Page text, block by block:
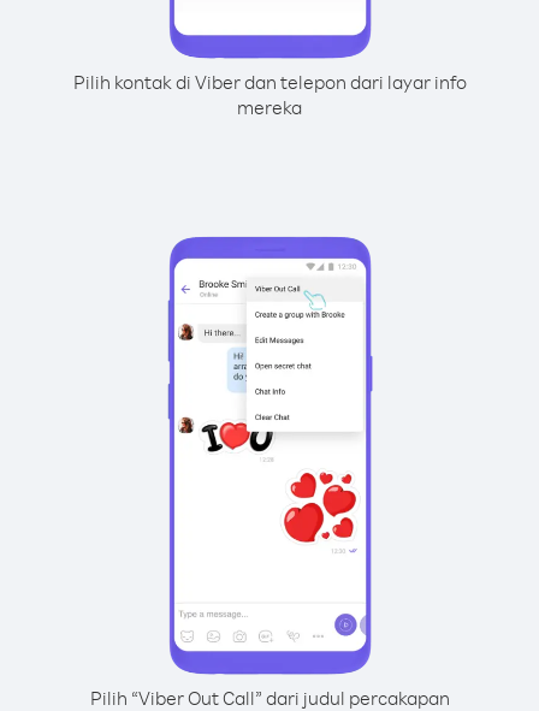
Pilih kontak di Viber dan telepon dari layar info
mereka
Pilih “Viber Out Call” dari judul percakapan